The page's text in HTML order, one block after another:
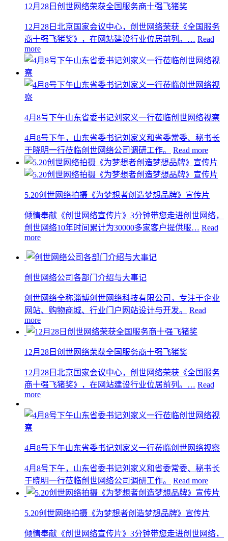
12月28日创世网络荣获全国服务商十强飞猪奖
12月28日北京国家会议中心，创世网络荣获《全国服务
商十强飞猪奖》，在网站建设行业位居前列。… Read
more
4月8号下午山东省委书记刘家义一行莅临创世网络视察
4月8号下午，山东省委书记刘家义和省委常委、秘书长
于晓明一行莅临创世网络公司调研工作。
Read more
5.20创世网络拍摄《为梦想者创造梦想品牌》宣传片
倾情奉献《创世网络宣传片》3分钟带您走进创世网络，
创世网络10年时间累计为30000多家客户提供服… Read
more
创世网络公司各部门介绍与大事记
创世网络全称淄博创世网络科技有限公司，专注于企业
网站、购物商城、行业门户网站设计与开发。
Read
more
12月28日创世网络荣获全国服务商十强飞猪奖
12月28日北京国家会议中心，创世网络荣获《全国服务
商十强飞猪奖》，在网站建设行业位居前列。… Read
more
4月8号下午山东省委书记刘家义一行莅临创世网络视察
4月8号下午，山东省委书记刘家义和省委常委、秘书长
于晓明一行莅临创世网络公司调研工作。
Read more
5.20创世网络拍摄《为梦想者创造梦想品牌》宣传片
倾情奉献《创世网络宣传片》3分钟带您走进创世网络，